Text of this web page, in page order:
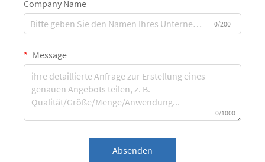
Company Name
0/200
Message
0/1000
Absenden